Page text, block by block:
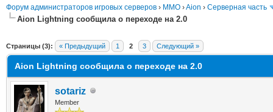
Форум администраторов игровых серверов › MMO ›Aion › Серверная часть
Aion Lightning сообщила о переходе на 2.0
Страницы (3): « Предыдущий 1 2 3 Следующий »
Aion Lightning сообщила о переходе на 2.0
sotariz
Member